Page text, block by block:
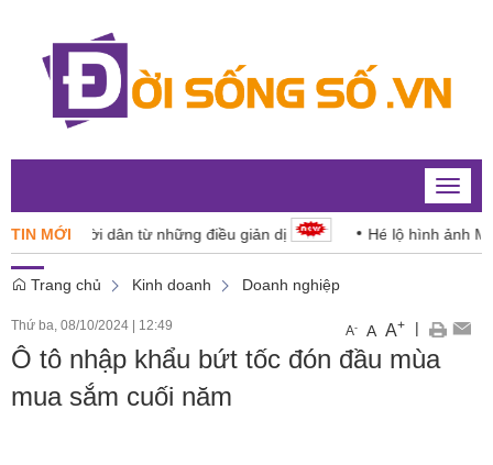
Toggle
TIN MỚI
người dân từ những điều giản dị Hé lộ hình ảnh Mặt
Trang chủ Kinh doanh Doanh nghiệp
Thứ ba, 08/10/2024 12:49 A- A A+ |
Ô tô nhập khẩu bứt tốc đón đầu mùa
mua sắm cuối năm